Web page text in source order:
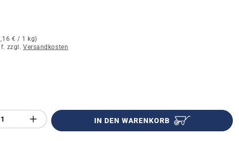
€ / 1 kg)
zzgl. Versandkosten
Anzahl des Produktes "%product%":
IN DEN WARENKORB